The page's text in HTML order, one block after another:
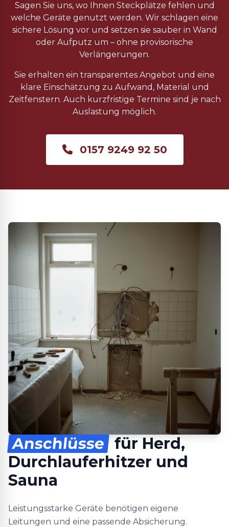
Sagen Sie uns, wo Ihnen Steckplätze fehlen und
welche Geräte genutzt werden. Wir schlagen eine
sichere Lösung vor und setzen sie sauber in Wand
oder Aufputz um – ohne provisorische
Verlängerungen.
Sie erhalten ein transparentes Angebot und eine
klare Einschätzung zu Aufwand, Material und
Zeitfenstern. Auch kurzfristige Termine sind je nach
Auslastung möglich.
0157 9249 92 50
Anschlüsse für Herd,
Durchlauferhitzer und
Sauna
Leistungsstarke Geräte benötigen eigene
Leitungen und eine passende Absicherung.